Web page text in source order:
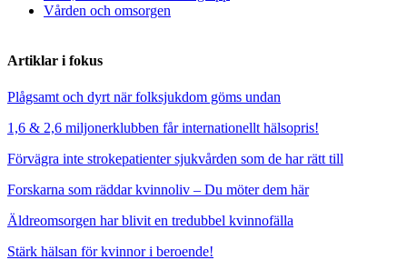
Vården och omsorgen
Artiklar i fokus
Plågsamt och dyrt när folksjukdom göms undan
1,6 & 2,6 miljonerklubben får internationellt hälsopris!
Förvägra inte strokepatienter sjukvården som de har rätt till
Forskarna som räddar kvinnoliv – Du möter dem här
Äldreomsorgen har blivit en tredubbel kvinnofälla
Stärk hälsan för kvinnor i beroende!